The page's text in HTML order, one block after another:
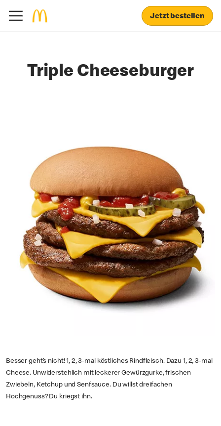
Jetzt bestellen
Triple Cheeseburger
Besser geht’s nicht! 1, 2, 3-mal köstliches Rindfleisch. Dazu 1, 2, 3-mal
Cheese. Unwiderstehlich mit leckerer Gewürzgurke, frischen
Zwiebeln, Ketchup und Senfsauce. Du willst dreifachen
Hochgenuss? Du kriegst ihn.